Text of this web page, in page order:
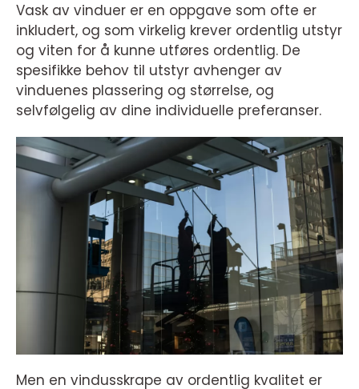
Vask av vinduer er en oppgave som ofte er
inkludert, og som virkelig krever ordentlig utstyr
og viten for å kunne utføres ordentlig. De
spesifikke behov til utstyr avhenger av
vinduenes plassering og størrelse, og
selvfølgelig av dine individuelle preferanser.
Men en vindusskrape av ordentlig kvalitet er